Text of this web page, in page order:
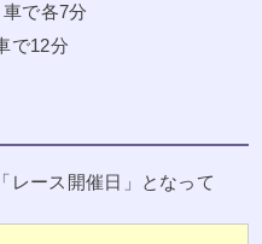
で各7分
で12分
レース開催日」となって